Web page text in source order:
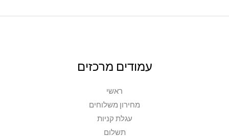
עמודים מרכזים
ראשי
מחירון משלוחים
עגלת קניות
תשלום